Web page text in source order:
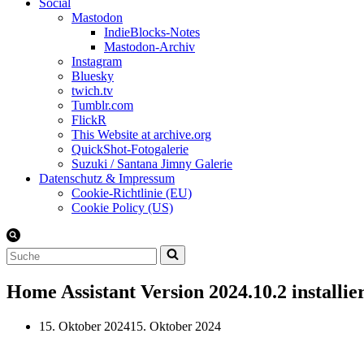
Social
Mastodon
IndieBlocks-Notes
Mastodon-Archiv
Instagram
Bluesky
twich.tv
Tumblr.com
FlickR
This Website at archive.org
QuickShot-Fotogalerie
Suzuki / Santana Jimny Galerie
Datenschutz & Impressum
Cookie-Richtlinie (EU)
Cookie Policy (US)
Suchen
nach …
Home Assistant Version 2024.10.2
15. Oktober 202415. Oktober 2024